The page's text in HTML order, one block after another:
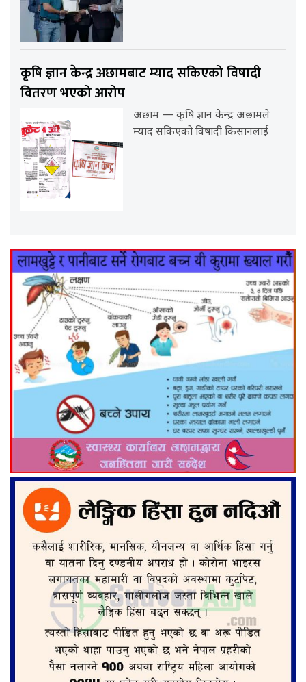
कृषि ज्ञान केन्द्र अछामबाट म्याद सकिएको विषादी
वितरण भएको आरोप
अछाम — कृषि ज्ञान केन्द्र अछामले
म्याद सकिएको विषादी किसानलाई